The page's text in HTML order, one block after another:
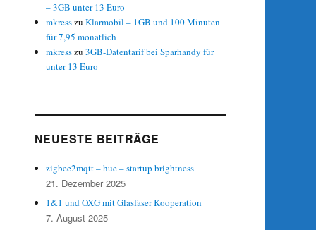
– 3GB unter 13 Euro
mkresszu Klarmobil – 1GB und 100 Minuten
für 7,95 monatlich
mkresszu 3GB-Datentarif bei Sparhandy für
unter 13 Euro
NEUESTE BEITRÄGE
zigbee2mqtt – hue – startup brightness
21. Dezember 2025
1&1 und OXG mit Glasfaser Kooperation
7. August 2025